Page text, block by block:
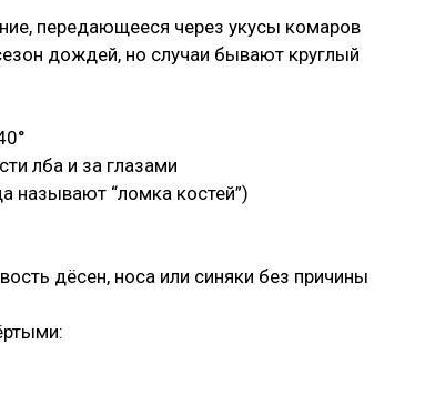
передающееся через укусы комаров
дождей, но случаи бывают круглый
лба и за глазами
называют “ломка костей”)
дёсен, носа или синяки без причины